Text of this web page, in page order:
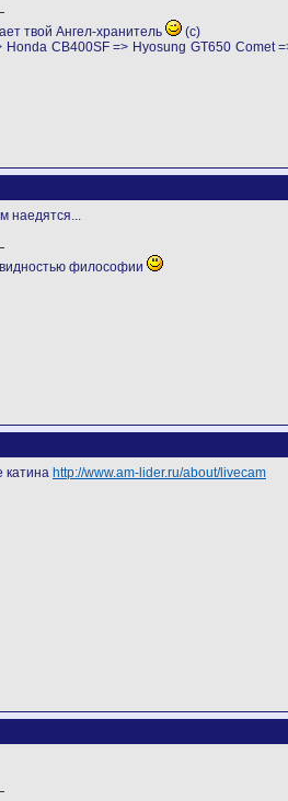
твой Ангел-хранитель
(с)
CB400SF => Hyosung GT650 Comet
наедятся...
философии
катина http://www.am-lider.ru/about/livecam